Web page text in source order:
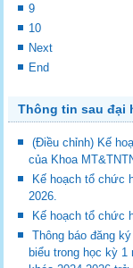
9
10
Next
End
Thông tin sau đại
(Điều chỉnh) Kế
của Khoa
Kế hoạch tổ chức
2026.
Kế hoạch tổ chức
Thông báo đăng
biểu trong học kỳ 1